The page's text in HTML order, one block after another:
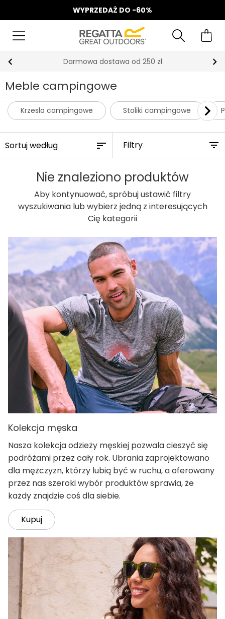
WYPRZEDAŻ DO -60%
Darmowa dostawa od 250 zł
Meble campingowe
Krzesła campingowe Stoliki campingowe
Filtry
Nie znaleziono produktów
Aby kontynuować, spróbuj ustawić filtry
wyszukiwania lub wybierz jedną z interesujących
Cię kategorii
Kolekcja męska
Nasza kolekcja odzieży męskiej pozwala cieszyć się
podróżami przez cały rok. Ubrania zaprojektowano
dla mężczyzn, którzy lubią być w ruchu, a oferowany
przez nas szeroki wybór produktów sprawia, że
każdy znajdzie coś dla siebie.
Kupuj